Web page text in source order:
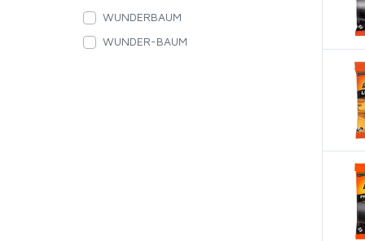
WUNDERBAUM
WUNDER-BAUM